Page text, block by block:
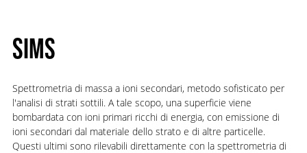
SIMS
Spettrometria di massa a ioni secondari, metodo sofisticato per
l'analisi di strati sottili. A tale scopo, una superficie viene
bombardata con ioni primari ricchi di energia, con emissione di
ioni secondari dal materiale dello strato e di altre particelle.
Questi ultimi sono rilevabili direttamente con la spettrometria di